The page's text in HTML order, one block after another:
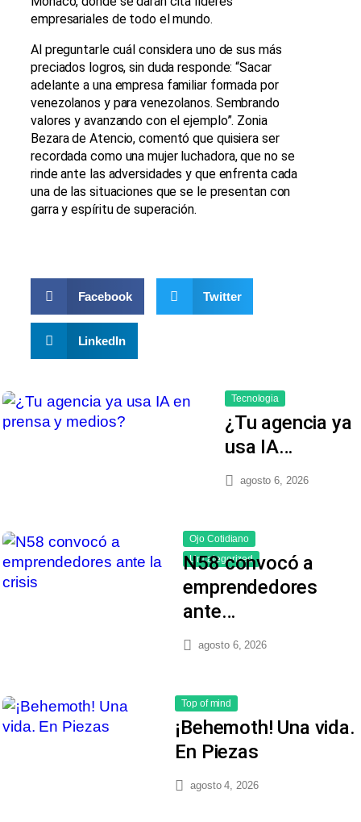
empresariales de todo el mundo.
Al preguntarle cuál considera uno de sus más
preciados logros, sin duda responde: “Sacar
adelante a una empresa familiar formada por
venezolanos y para venezolanos. Sembrando
valores y avanzando con el ejemplo”. Zonia
Bezara de Atencio, comentó que quisiera ser
recordada como una mujer luchadora, que no se
rinde ante las adversidades y que enfrenta cada
una de las situaciones que se le presentan con
garra y espíritu de superación.
Facebook Twitter
LinkedIn
Tecnologia
¿Tu agencia ya
usa IA…
agosto 6, 2026
Ojo Cotidiano
Uncategorized
N58 convocó a
emprendedores
ante…
agosto 6, 2026
Top of mind
¡Behemoth! Una vida.
En Piezas
agosto 4, 2026